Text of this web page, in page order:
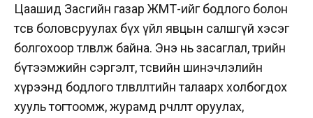
Цаашид Засгийн газар ЖМТ-ийг бодлого болон
төсөв боловсруулах бүх үйл явцын салшгүй хэсэг
болгохоор төлөвлөж байна. Энэ нь засаглал, төрийн
бүтээмжийн сэргэлт, төсвийн шинэчлэлийн
хүрээнд бодлого төлөвлөлтийн талаарх холбогдох
хууль тогтоомж, журамд өөрчлөлт оруулах,